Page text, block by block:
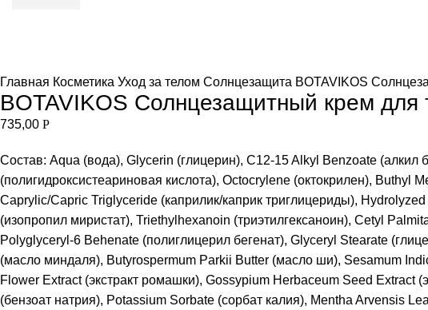
Главная Косметика Уход за телом Солнцезащита BOTAVIKOS
BOTAVIKOS Солнцезащитный крем для
735,00 Р
Состав: Aqua (вода), Glycerin (глицерин), C12-15 Alkyl Benzoate
(полигидроксистеариновая кислота), Octocrylene (октокрилен), Buthyl
Caprylic/Capric Triglyceride (каприлик/каприк триглицериды),
(изопропил миристат), Triethylhexanoin (триэтилгексаноин), Cetyl
Polyglyceryl-6 Behenate (полиглицерил бегенат), Glyceryl Stearate
(масло миндаля), Butyrospermum Parkii Butter (масло ши), Sesamum
Flower Extract (экстракт ромашки), Gossypium Herbaceum Seed Extract
(бензоат натрия), Potassium Sorbate (сорбат калия), Mentha Arvensis